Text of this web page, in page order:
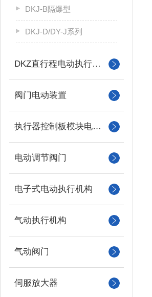
DKJ-B隔爆型
DKJ-D/DY-J系列
DKZ直行程电动执行机构
阀门电动装置
执行器控制板模块电机配件
电动调节阀门
电子式电动执行机构
气动执行机构
气动阀门
伺服放大器